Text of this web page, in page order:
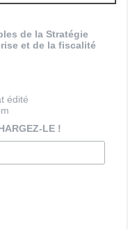
de la Stratégie
et de la fiscalité
édité
LE !